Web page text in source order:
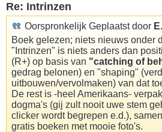
Re: Intrinzen
Oorspronkelijk Geplaatst door
Boek gelezen; niets nieuws onder
"Intrinzen" is niets anders dan
(R+) op basis van "catching of
gedrag belonen) en "shaping"
uitbouwen/vervolmaken) van dat
De rest is -heel Amerikaans-
dogma's (gij zult nooit uwe stem
clicker wordt begrepen e.d.),
gratis boeken met mooie foto's.